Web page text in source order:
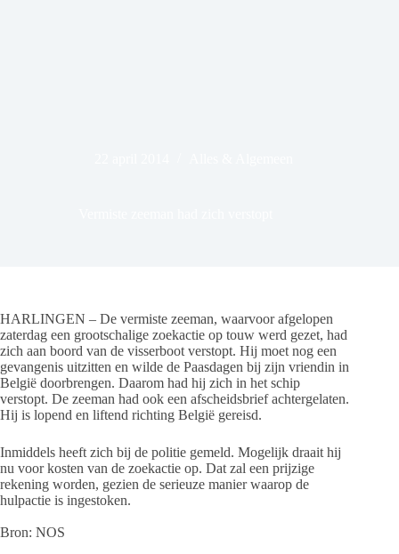
HARLINGEN – De vermiste zeeman, waarvoor afgelopen
zaterdag een grootschalige zoekactie op touw werd gezet, had
zich aan boord van de visserboot verstopt. Hij moet nog een
gevangenis uitzitten en wilde de Paasdagen bij zijn vriendin in
België doorbrengen. Daarom had hij zich in het schip
verstopt. De zeeman had ook een afscheidsbrief achtergelaten.
Hij is lopend en liftend richting België gereisd.
Inmiddels heeft zich bij de politie gemeld. Mogelijk draait hij
nu voor kosten van de zoekactie op. Dat zal een prijzige
rekening worden, gezien de serieuze manier waarop de
hulpactie is ingestoken.
Bron: NOS